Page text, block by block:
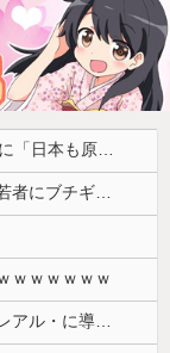
長崎の語り部お爺ちゃん（84）、修学旅行生に「日本も原爆を持たないと負ける」と言われびっくり！ 被団協代表（85）も中学生に「核を持たないで日本を守れますか」と問われ危機感
【悲報】ホリエモン、移民受け入れ反対派の若者にブチギレ「差別するなんて最低だ！」 → スタジオ誰も反論できず沈黙 ………
ｗｗｗｗｗｗ
海外「選手の反発が楽しみ」モウリーニョがレアル・に導入した新ルール（海外の反応）